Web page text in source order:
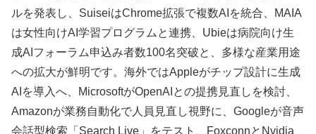
ルを発表し、SuiseiはChrome拡張で複数AIを統合、MAIA
は女性向けAI学習プログラムと連携、Ubieは病院向け生
成AIフォーラム申込み者数100名突破と、多様な産業用途
への拡大が鮮明です。海外ではAppleがチップ設計に生成
AIを導入へ、MicrosoftがOpenAIとの提携見直しを検討、
Amazonが業務自動化で人員見直し視野に、Googleが音声
会話型検索「Search Live」をテスト、FoxconnとNvidia